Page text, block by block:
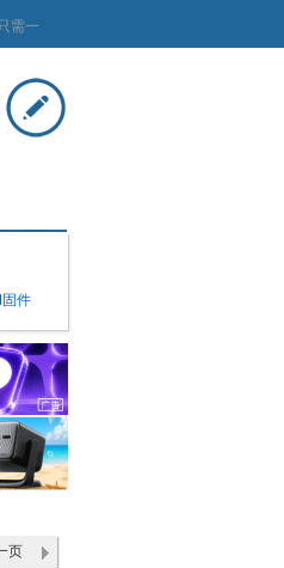
需一
步，快
速开始
固件
页